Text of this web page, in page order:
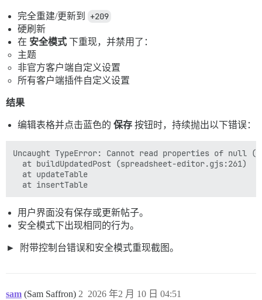
完全重建/更新到 +209
硬刷新
在 安全模式 下重现，并禁用了：
主题
非官方客户端自定义设置
所有客户端插件自定义设置
结果
编辑表格并点击蓝色的 保存 按钮时，持续抛出以下错误：
Uncaught TypeError: Cannot read properties of null
  at buildUpdatedPost (spreadsheet-editor.gjs:261)
  at updateTable
用户界面没有保存或更新帖子。
安全模式下出现相同的行为。
附带控制台错误和安全模式重现截图。
sam (Sam Saffron) 2026 年2 月 10 日 04:51
2